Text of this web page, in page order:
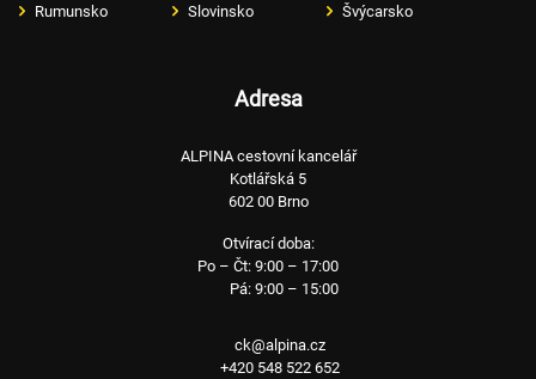
Rumunsko Slovinsko Švýcarsko
Adresa
ALPINA cestovní kancelář
Kotlářská 5
602 00 Brno
Otvírací doba:
Po – Čt: 9:00 – 17:00
Pá: 9:00 – 15:00
ck@alpina.cz
+420 548 522 652